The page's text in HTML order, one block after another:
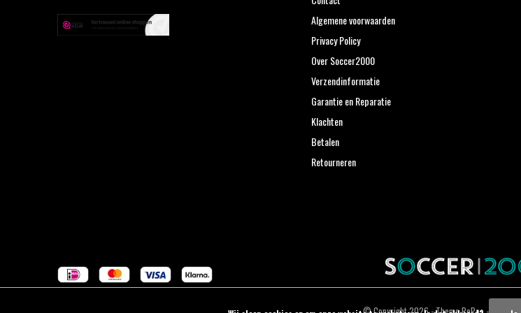
Algemene voorwaarden
Privacy Policy
Over Soccer2000
Verzendinformatie
Garantie en Reparatie
Klachten
Betalen
Retourneren